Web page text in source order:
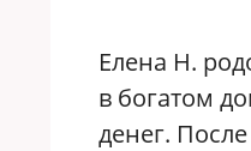
Елена Н.
в богатом
денег.